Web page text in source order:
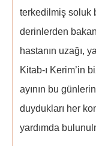
terkedilmiş soluk
derinlerden
hastanın uzağı,
Kitab-ı Kerim’in
ayının bu
duydukları her
yardımda